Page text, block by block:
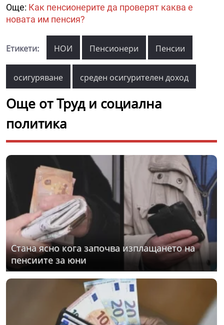
Още: Как пенсионерите да проверят каква е
новата им пенсия?
Етикети: НОИ Пенсионери Пенсии
осигуряване среден осигурителен доход
Още от Труд и социална
политика
Стана ясно кога започва изплащането на
пенсиите за юни